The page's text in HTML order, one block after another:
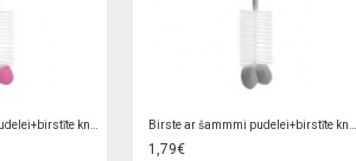
05 pink Birstītes salmiņiem un caurulītēm 4 gab., 733
1,50€